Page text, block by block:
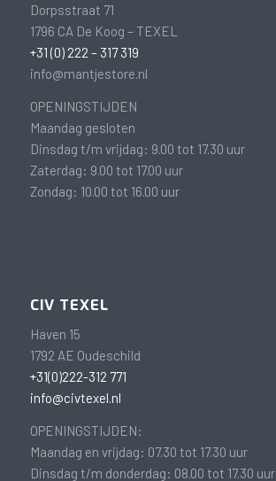
Dorpsstraat 71
1796 CA De Koog – TEXEL
+31 (0) 222 – 317 319
info@mantjestore.nl
OPENINGSTIJDEN
Maandag gesloten
Dinsdag t/m vrijdag: 9.00 tot 17.30 uur
Zaterdag: 9.00 tot 17.00 uur
Zondag: 10.00 tot 16.00 uur
CIV TEXEL
Haven 15
1792 AE Oudeschild
+31(0)222-312 771
info@civtexel.nl
OPENINGSTIJDEN:
Maandag en vrijdag: 07.30 tot 17.30 uur
Dinsdag t/m donderdag: 08.00 tot 17.30 uur